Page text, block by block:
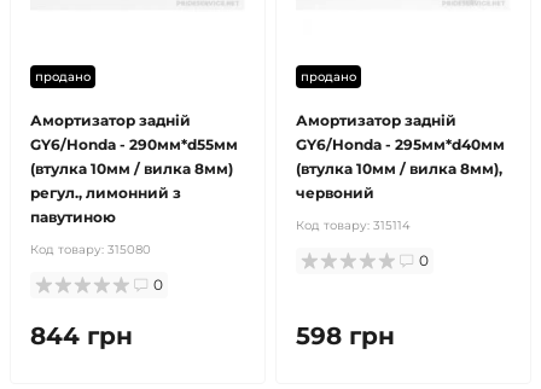
продано
Амортизатор задній
GY6/Honda - 290мм*d55мм
(втулка 10мм / вилка 8мм)
регул., лимонний з
павутиною
Код товару: 315080
0
844 грн
продано
Амортизатор задній
GY6/Honda - 295мм*d40мм
(втулка 10мм / вилка 8мм),
червоний
Код товару: 315114
0
598 грн